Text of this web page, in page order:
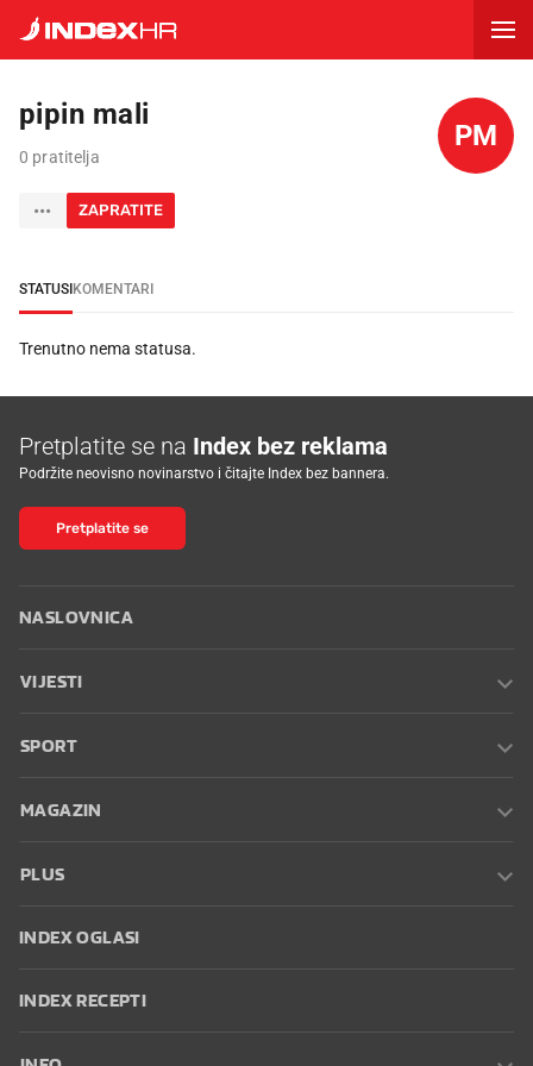
pipin mali
0 pratitelja
ZAPRATITE
PM
STATUSI KOMENTARI
Trenutno nema statusa.
Pretplatite se na Index bez reklama
Podržite neovisno novinarstvo i čitajte Index bez bannera.
Pretplatite se
NASLOVNICA
VIJESTI
SPORT
MAGAZIN
PLUS
INDEX OGLASI
INDEX RECEPTI